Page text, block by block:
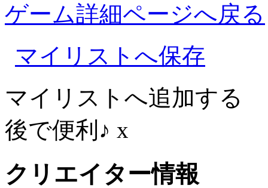
ゲーム詳細ページへ戻る
マイリストへ保存
マイリストへ追加する
後で便利♪ x
クリエイター情報